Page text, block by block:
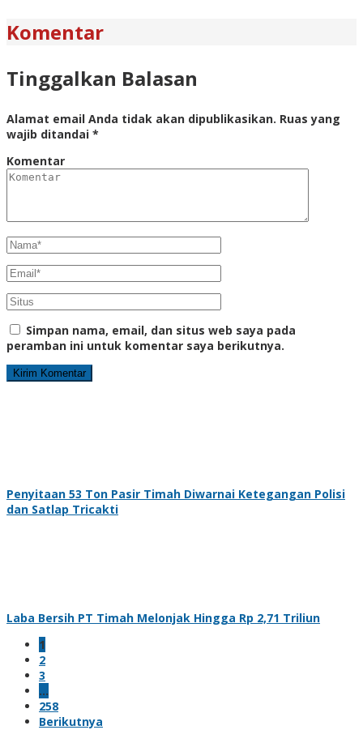
Komentar
Tinggalkan Balasan
Alamat email Anda tidak akan dipublikasikan. Ruas yang
wajib ditandai *
Komentar
Simpan nama, email, dan situs web saya pada
peramban ini untuk komentar saya berikutnya.
Penyitaan 53 Ton Pasir Timah Diwarnai Ketegangan Polisi
dan Satlap Tricakti
Laba Bersih PT Timah Melonjak Hingga Rp 2,71 Triliun
1
2
3
…
258
Berikutnya